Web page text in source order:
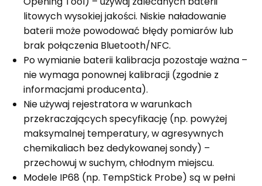
litowych wysokiej jakości. Niskie naładowanie
baterii może powodować błędy pomiarów lub
brak połączenia Bluetooth/NFC.
Po wymianie baterii kalibracja pozostaje ważna –
nie wymaga ponownej kalibracji (zgodnie z
informacjami producenta).
Nie używaj rejestratora w warunkach
przekraczających specyfikację (np. powyżej
maksymalnej temperatury, w agresywnych
chemikaliach bez dedykowanej sondy) –
przechowuj w suchym, chłodnym miejscu.
Modele IP68 (np. TempStick Probe) są w pełni